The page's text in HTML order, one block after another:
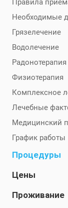
Правила
Необходимые
Грязелечение
Водолечение
Радонотерапия
Физиотерапия
Комплексное
Лечебные
Медицинский
График работы
Процедуры
Цены
Проживание